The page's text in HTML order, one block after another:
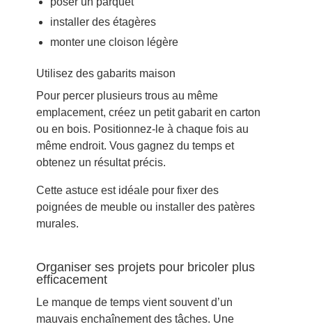
installer des étagères
monter une cloison légère
Utilisez des gabarits maison
Pour percer plusieurs trous au même
emplacement, créez un petit gabarit en carton
ou en bois. Positionnez-le à chaque fois au
même endroit. Vous gagnez du temps et
obtenez un résultat précis.
Cette astuce est idéale pour fixer des
poignées de meuble ou installer des patères
murales.
Organiser ses projets pour bricoler plus
efficacement
Le manque de temps vient souvent d’un
mauvais enchaînement des tâches. Une